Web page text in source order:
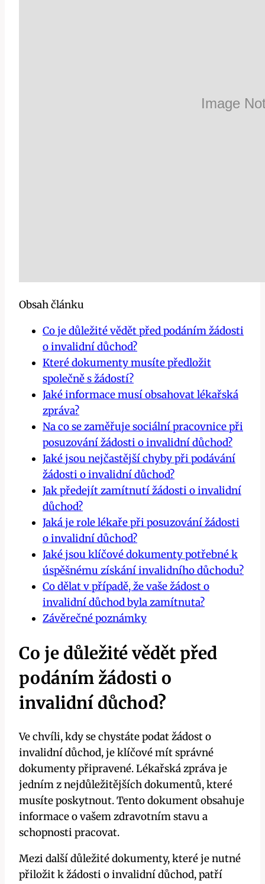
Obsah článku
Co je důležité vědět před podáním žádosti
o invalidní důchod?
Které dokumenty musíte předložit
společně s žádostí?
Jaké informace musí obsahovat lékařská
zpráva?
Na co se zaměřuje sociální pracovnice při
posuzování žádosti o invalidní důchod?
Jaké jsou nejčastější chyby při podávání
žádosti o invalidní důchod?
Jak předejít zamítnutí žádosti o invalidní
důchod?
Jaká je role lékaře při posuzování žádosti
o invalidní důchod?
Jaké jsou klíčové dokumenty potřebné k
úspěšnému získání invalidního důchodu?
Co dělat v případě, že vaše žádost o
invalidní důchod byla zamítnuta?
Závěrečné poznámky
Co je důležité vědět před
podáním žádosti o
invalidní důchod?
Ve chvíli, kdy se chystáte podat žádost o
invalidní důchod, je klíčové mít správné
dokumenty připravené. Lékařská zpráva je
jedním z nejdůležitějších dokumentů, které
musíte poskytnout. Tento dokument obsahuje
informace o vašem zdravotním stavu a
schopnosti pracovat.
Mezi další důležité dokumenty, které je nutné
přiložit k žádosti o invalidní důchod, patří